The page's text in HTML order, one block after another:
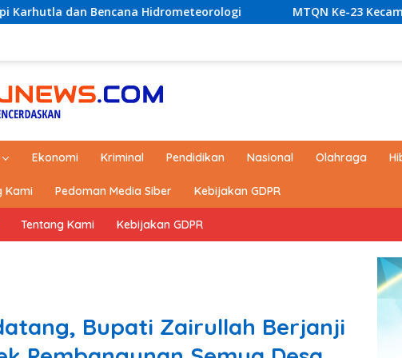
MTQN Ke-23 Kecamatan Simpang Empat: Ikhtiar
Ekonomi Kriminal Pendidikan Nasional Olahraga
Kami Pedoman Media Siber Kebijakan GDPR
Tentang Kami Kebijakan GDPR
Bupati Zairullah Berjanji